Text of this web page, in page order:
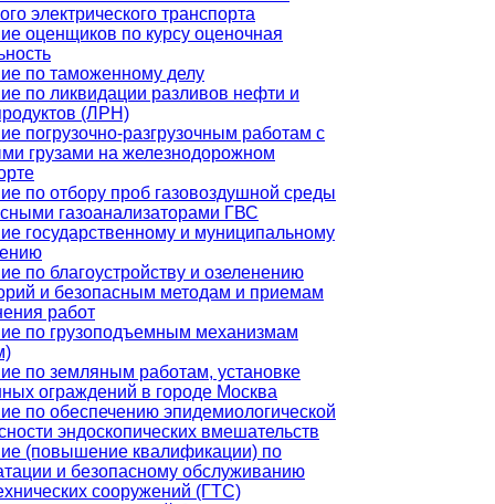
электрического транспорта
оценщиков по курсу оценочная
по таможенному делу
по ликвидации разливов нефти и
(ЛРН)
погрузочно-разгрузочным работам с
грузами на железнодорожном
по отбору проб газовоздушной среды
газоанализаторами ГВС
государственному и муниципальному
по благоустройству и озеленению
и безопасным методам и приемам
работ
по грузоподъемным механизмам
по земляным работам, установке
ограждений в городе Москва
по обеспечению эпидемиологической
эндоскопических вмешательств
(повышение квалификации) по
и безопасному обслуживанию
сооружений (ГТС)